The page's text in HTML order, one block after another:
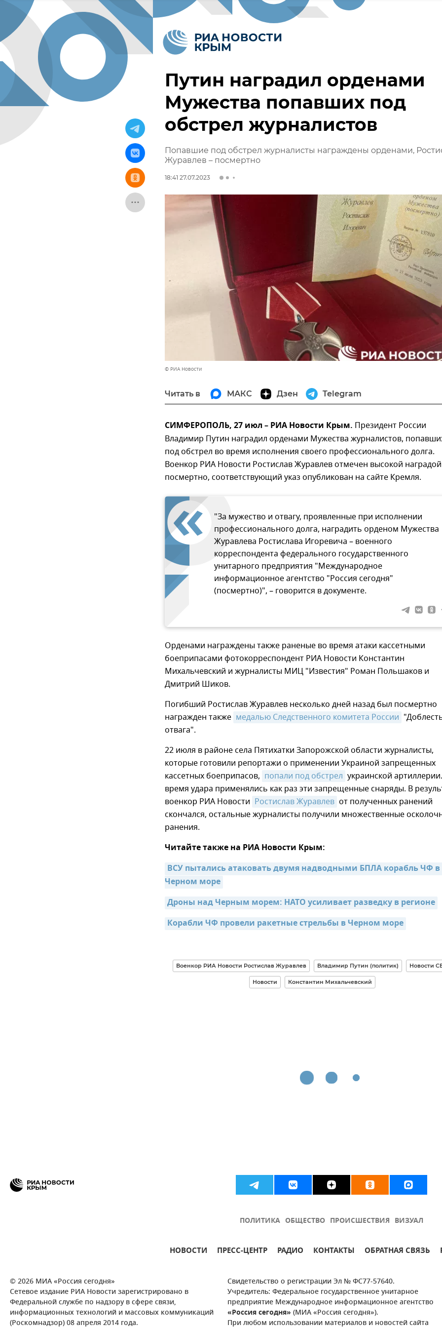
Путин наградил орденами
Мужества попавших под
обстрел журналистов
Попавшие под обстрел журналисты награждены орденами,
Журавлев – посмертно
18:41 27.07.2023
© РИА Новости
Читать в МАКС Дзен Telegram
СИМФЕРОПОЛЬ, 27 июл – РИА Новости Крым. Президент России
Владимир Путин наградил орденами Мужества журналистов,
под обстрел во время исполнения своего профессионального долга.
Военкор РИА Новости Ростислав Журавлев отмечен высокой наградой
посмертно, соответствующий указ опубликован на сайте Кремля.
"За мужество и отвагу, проявленные при исполнении
профессионального долга, наградить орденом Мужества
Журавлева Ростислава Игоревича – военного
корреспондента федерального государственного
унитарного предприятия "Международное
информационное агентство "Россия сегодня"
(посмертно)", – говорится в документе.
Орденами награждены также раненые во время атаки кассетными
боеприпасами фотокорреспондент РИА Новости Константин
Михальчевский и журналисты МИЦ "Известия" Роман Польшаков и
Дмитрий Шиков.
Погибший Ростислав Журавлев несколько дней назад был посмертно
награжден также медалью Следственного комитета России
отвага".
22 июля в районе села Пятихатки Запорожской области журналисты,
которые готовили репортажи о применении Украиной запрещенных
кассетных боеприпасов, попали под обстрел украинской
время удара применялись как раз эти запрещенные снаряды. В
военкор РИА Новости Ростислав Журавлев от полученных ранений
скончался, остальные журналисты получили множественные
ранения.
Читайте также на РИА Новости Крым:
ВСУ пытались атаковать двумя надводными БПЛА корабль ЧФ в
Черном море
Дроны над Черным морем: НАТО усиливает разведку в регионе
Корабли ЧФ провели ракетные стрельбы в Черном море
Военкор РИА Новости Ростислав Журавлев Владимир Путин (политик) Новости
Новости Константин Михальчевский
ПОЛИТИКА ОБЩЕСТВО ПРОИСШЕСТВИЯ ВИЗУАЛ
НОВОСТИ ПРЕСС-ЦЕНТР РАДИО КОНТАКТЫ ОБРАТНАЯ СВЯЗЬ
© 2026 МИА «Россия сегодня»
Сетевое издание РИА Новости зарегистрировано в
Федеральной службе по надзору в сфере связи,
информационных технологий и массовых коммуникаций
(Роскомнадзор) 08 апреля 2014 года.
Свидетельство о регистрации Эл № ФС77-57640.
Учредитель: Федеральное государственное унитарное
предприятие Международное информационное агентство
«Россия сегодня» (МИА «Россия сегодня»).
При любом использовании материалов и новостей сайта